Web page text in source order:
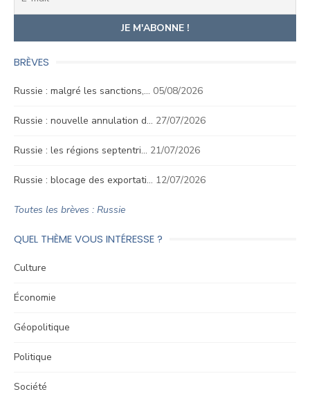
BRÈVES
Russie : malgré les sanctions,… 05/08/2026
Russie : nouvelle annulation d… 27/07/2026
Russie : les régions septentri… 21/07/2026
Russie : blocage des exportati… 12/07/2026
Toutes les brèves : Russie
QUEL THÈME VOUS INTÉRESSE ?
Culture
Économie
Géopolitique
Politique
Société